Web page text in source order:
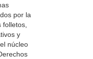
por la
folletos,
y
núcleo